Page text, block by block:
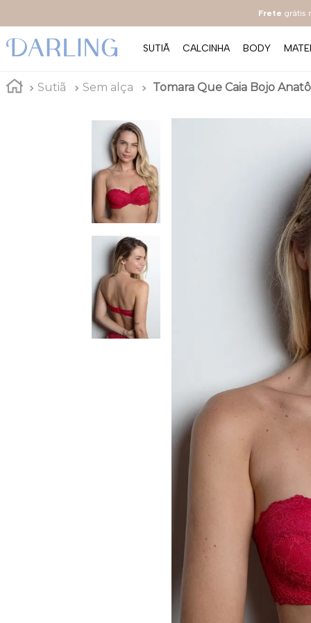
Frete grátis
SUTIÃ CALCINHA BODY
Sutiã Sem alça Tomara Que Caia Bojo